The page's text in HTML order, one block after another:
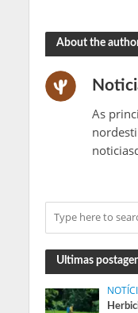
About the
As
Ultimas